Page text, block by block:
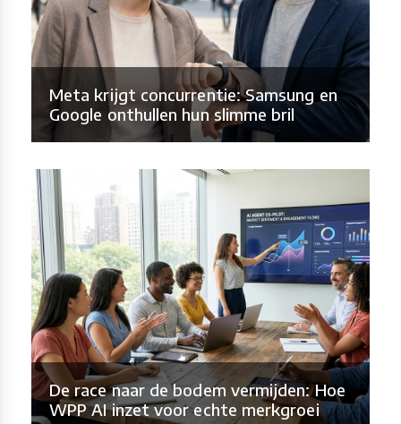
Meta krijgt concurrentie: Samsung en
Google onthullen hun slimme bril
De race naar de bodem vermijden: Hoe
WPP AI inzet voor echte merkgroei